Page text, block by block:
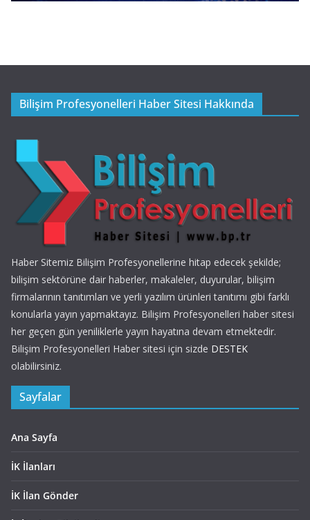
Bilişim Profesyonelleri Haber Sitesi Hakkında
Haber Sitemiz Bilişim Profesyonellerine hitap edecek şekilde;
bilişim sektörüne dair haberler, makaleler, duyurular, bilişim
firmalarının tanıtımları ve yerli yazılım ürünleri tanıtımı gibi farklı
konularla yayın yapmaktayız. Bilişim Profesyonelleri haber sitesi
her geçen gün yeniliklerle yayın hayatına devam etmektedir.
Bilişim Profesyonelleri Haber sitesi için sizde DESTEK
olabilirsiniz.
Sayfalar
Ana Sayfa
İK İlanları
İK İlan Gönder